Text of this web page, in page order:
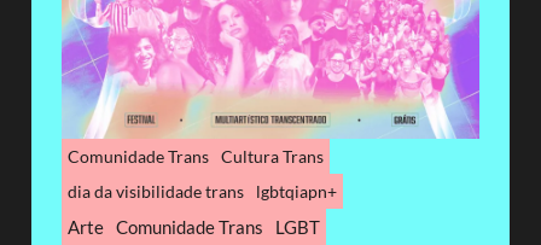
Comunidade Trans Cultura Trans
dia da visibilidade trans
lgbtqiapn+
Arte Comunidade Trans LGBT